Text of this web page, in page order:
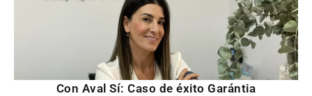
Con Aval Sí: Caso de éxito Garántia